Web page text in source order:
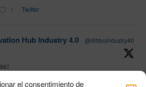
el consentimiento de
1 Twitter
Hub Industry 4.0
@dihbuindustry40